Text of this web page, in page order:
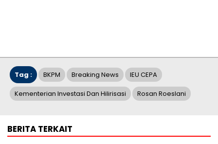
Tag : BKPM Breaking News IEU CEPA
Kementerian Investasi Dan Hilirisasi Rosan Roeslani
BERITA TERKAIT